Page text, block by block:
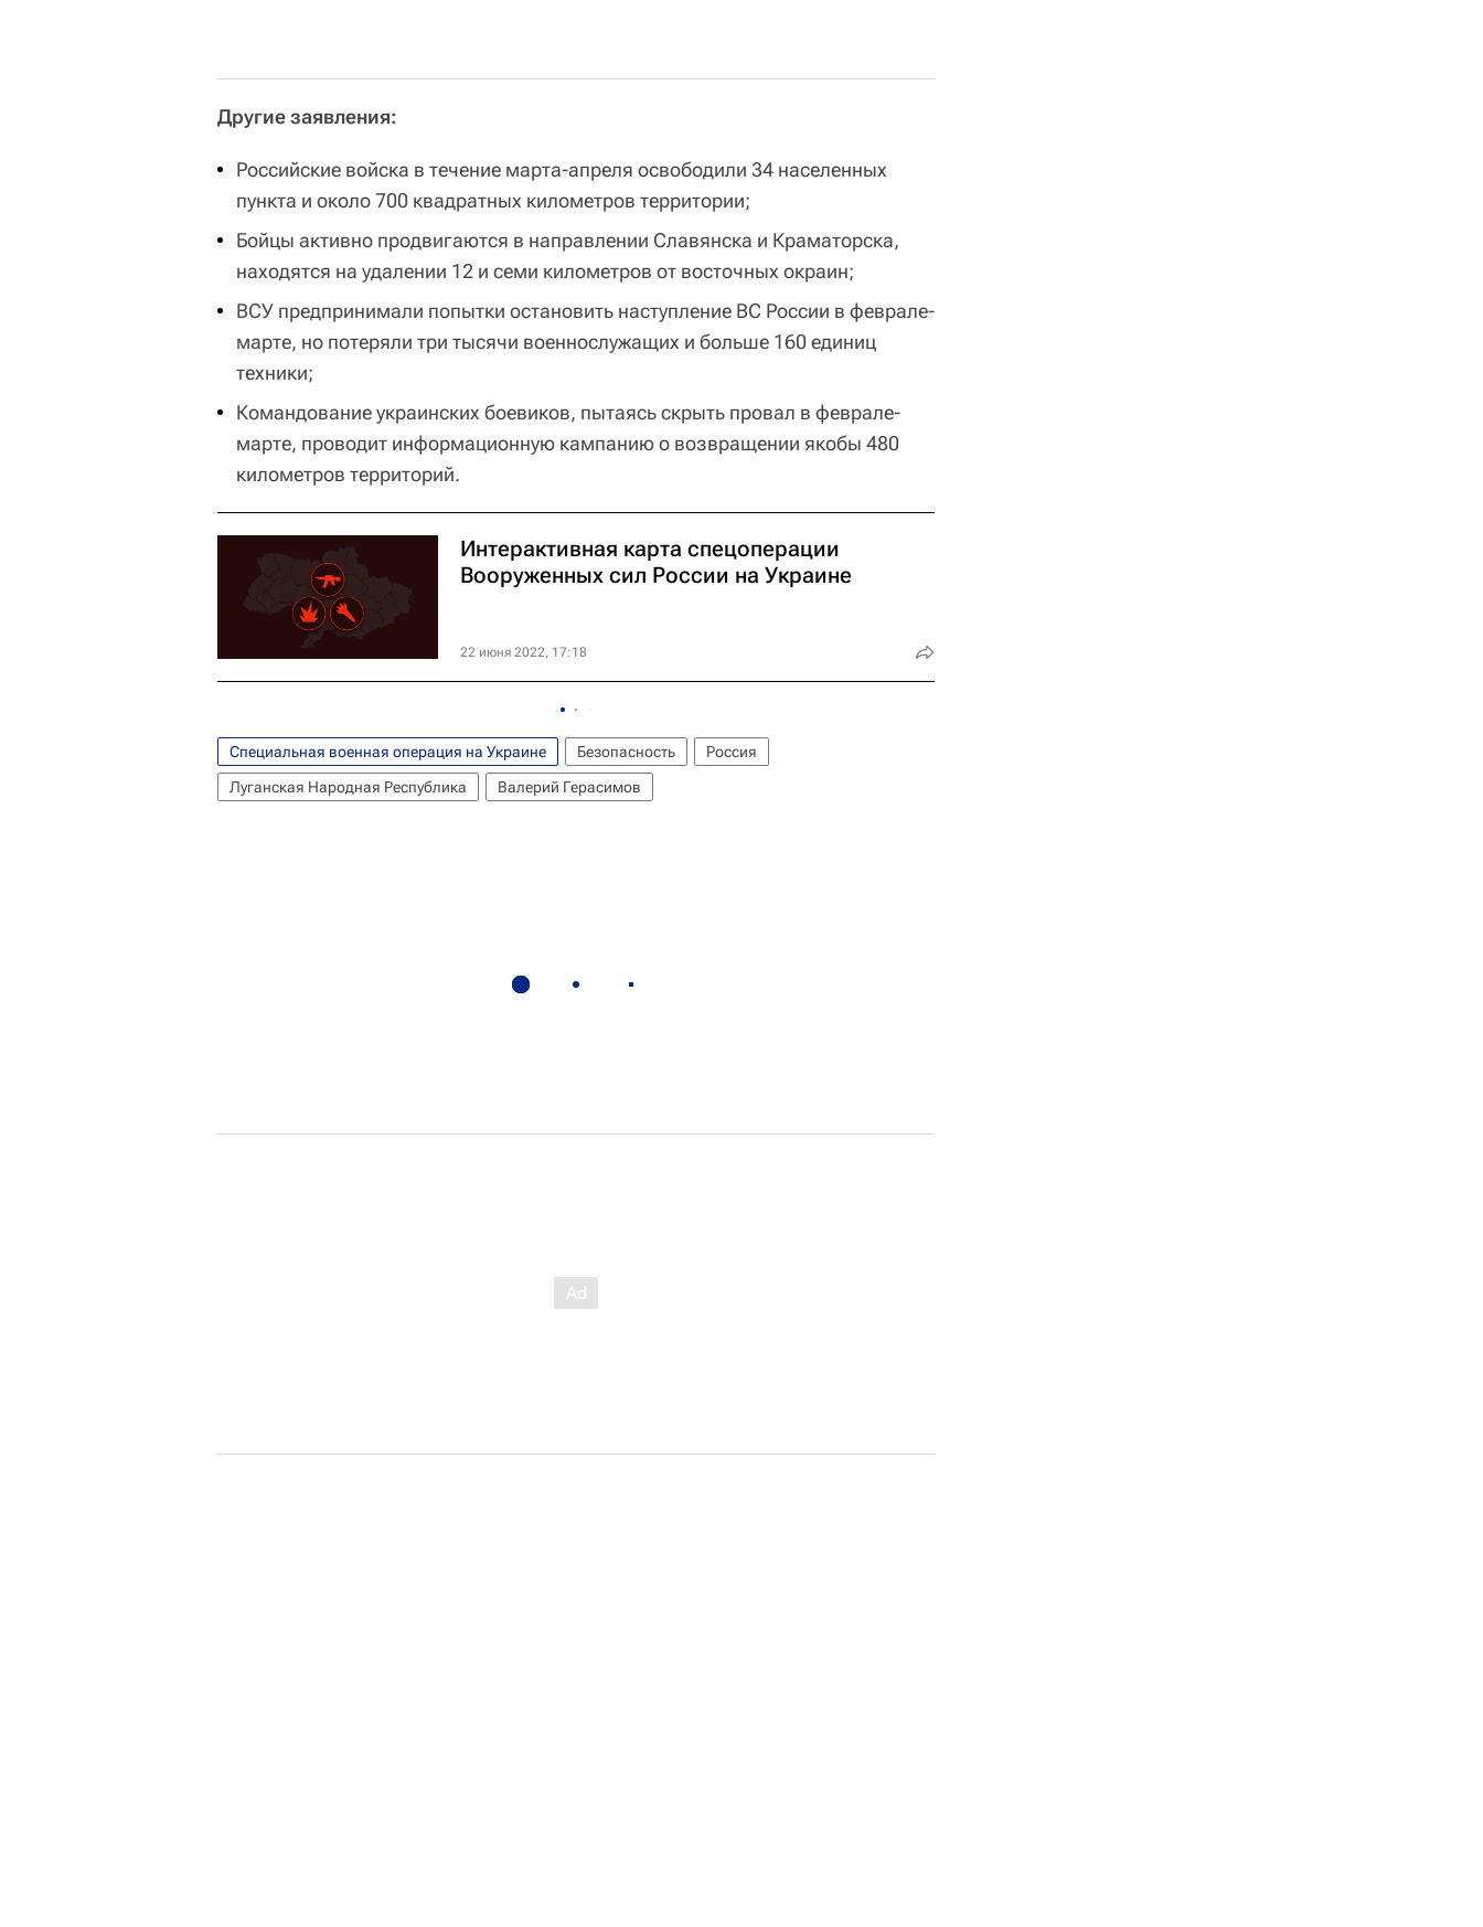
Другие заявления:
Российские войска в течение марта-апреля освободили 34 населенных
пункта и около 700 квадратных километров территории;
Бойцы активно продвигаются в направлении Славянска и Краматорска,
находятся на удалении 12 и семи километров от восточных окраин;
ВСУ предпринимали попытки остановить наступление ВС России в феврале-
марте, но потеряли три тысячи военнослужащих и больше 160 единиц
техники;
Командование украинских боевиков, пытаясь скрыть провал в феврале-
марте, проводит информационную кампанию о возвращении якобы 480
километров территорий.
Интерактивная карта спецоперации
Вооруженных сил России на Украине
22 июня 2022, 17:18
Специальная военная операция на Украине Безопасность
Россия
Луганская Народная Республика
Валерий Герасимов